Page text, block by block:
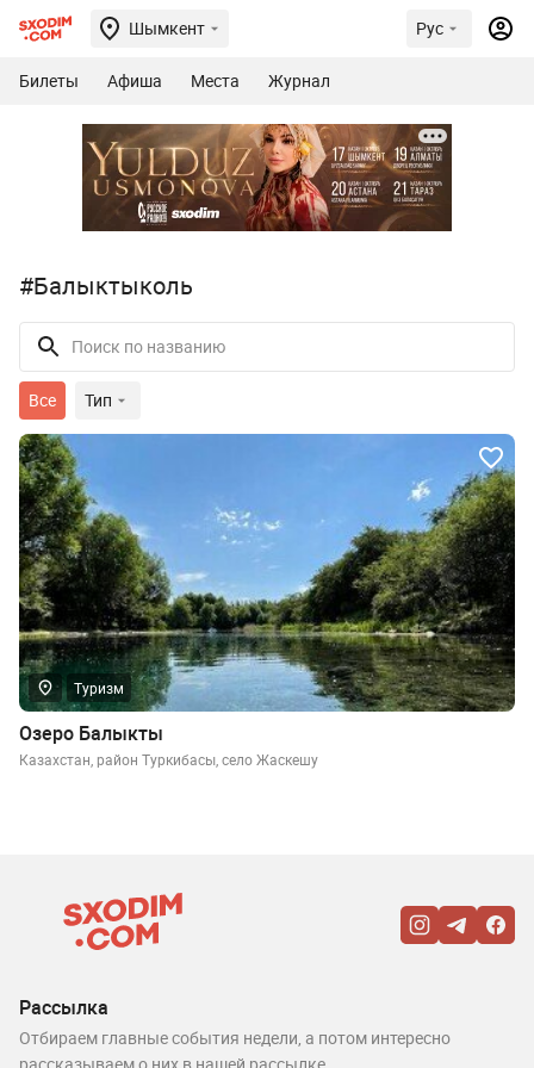
Шымкент Рус
Билеты Афиша Места Журнал
#Балыктыколь
Все Тип
Туризм
Озеро Балыкты
Казахстан, район Туркибасы, село Жаскешу
Рассылка
Отбираем главные события недели, а потом интересно